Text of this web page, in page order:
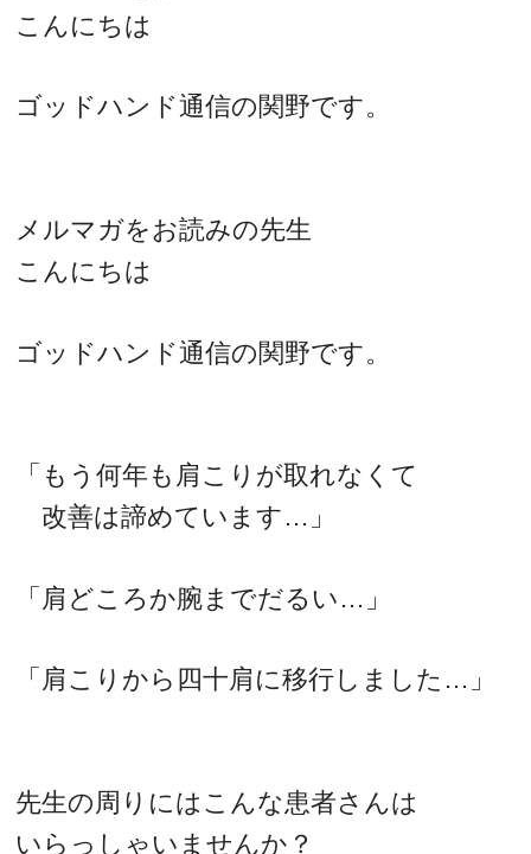
こんにちは
ゴッドハンド通信の関野です。
メルマガをお読みの先生
こんにちは
ゴッドハンド通信の関野です。
「もう何年も肩こりが取れなくて
改善は諦めています…」
「肩どころか腕までだるい…」
「肩こりから四十肩に移行しました…」
先生の周りにはこんな患者さんは
いらっしゃいませんか？